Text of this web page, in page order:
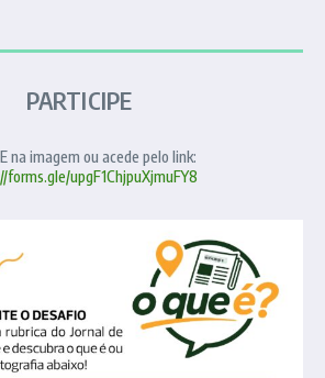
PARTICIPE
na imagem ou acede pelo link:
upgF1ChjpuXjmuFY8